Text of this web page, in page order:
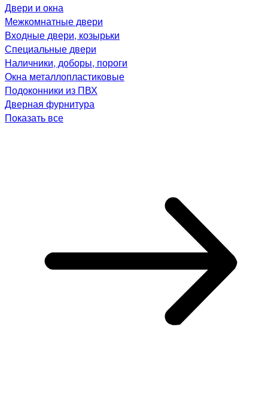
Двери и окна
Межкомнатные двери
Входные двери, козырьки
Специальные двери
Наличники, доборы, пороги
Окна металлопластиковые
Подоконники из ПВХ
Дверная фурнитура
Показать все